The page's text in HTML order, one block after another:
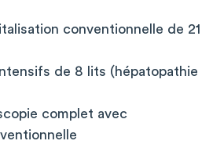
conventionnelle de 21
de 8 lits (hépatopathie
complet avec